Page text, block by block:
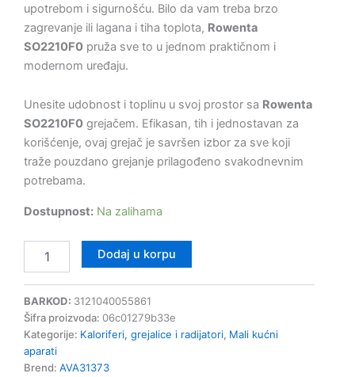
upotrebom i sigurnošću. Bilo da vam treba brzo
zagrevanje ili lagana i tiha toplota, Rowenta
SO2210F0 pruža sve to u jednom praktičnom i
modernom uređaju.
Unesite udobnost i toplinu u svoj prostor sa Rowenta
SO2210F0 grejačem. Efikasan, tih i jednostavan za
korišćenje, ovaj grejač je savršen izbor za sve koji
traže pouzdano grejanje prilagođeno svakodnevnim
potrebama.
Dostupnost: Na zalihama
Dodaj u korpu
BARKOD: 3121040055861
Šifra proizvoda: 06c01279b33e
Kategorije: Kaloriferi, grejalice i radijatori, Mali kućni
aparati
Brend: AVA31373